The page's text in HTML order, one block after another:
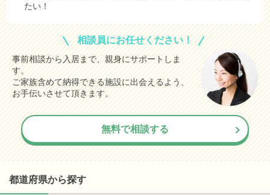
たい！
相談員にお任せください！
事前相談から入居まで、親身にサポートしま
す。
ご家族含めて納得できる施設に出会えるよう、
お手伝いさせて頂きます。
無料で相談する
都道府県から探す